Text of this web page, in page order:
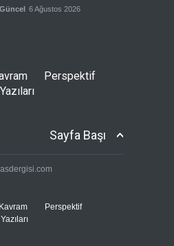
Güncel 6 Ağustos 2026
Japonya, nükleer silah
karşıtlığını teyid etmedi
toplantısını Fas'ta yaptı
Perspektif
Sayfa Başı
Kavram
Perspektif